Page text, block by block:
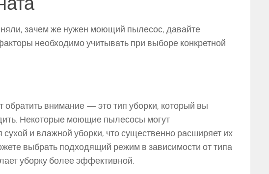
зачем же нужен моющий пылесос, давайте
необходимо учитывать при выборе конкретной
обратить внимание — это тип уборки, который вы
Некоторые моющие пылесосы могут
сухой и влажной уборки, что существенно расширяет их
выбрать подходящий режим в зависимости от типа
уборку более эффективной.